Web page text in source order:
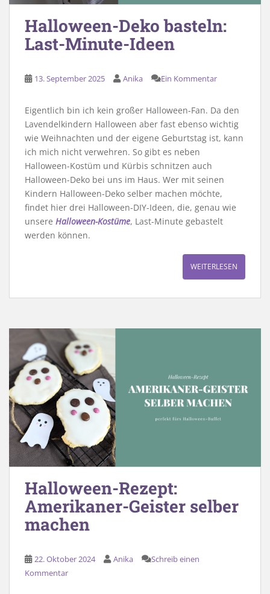
Halloween-Deko basteln:
Last-Minute-Ideen
13. September 2025 Anika Ein Kommentar
Eigentlich bin ich kein großer Halloween-Fan. Da den
Lavendelkindern Halloween aber fast ebenso wichtig
wie Weihnachten und der eigene Geburtstag ist, kann
ich mich nicht verwehren. So gibt es neben
Halloween-Kostüm und Kürbis schnitzen auch
Halloween-Deko bei uns im Haus. Wer mit seinen
Kindern Halloween-Deko selber machen möchte,
findet hier drei Halloween-DIY-Ideen, die, genau wie
unsere Halloween-Kostüme, Last-Minute gebastelt
werden können.
WEITERLESEN
Halloween-Rezept:
Amerikaner-Geister selber
machen
22. Oktober 2024 Anika
Schreib einen
Kommentar